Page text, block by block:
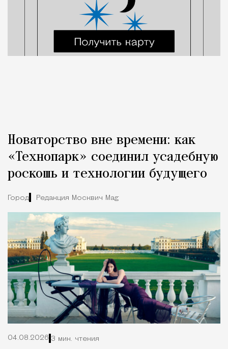
Новаторство вне времени: как
«Технопарк» соединил усадебную
роскошь и технологии будущего
Город Редакция Москвич Mag
04.08.2026 3 мин. чтения